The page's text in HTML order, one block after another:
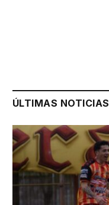
ÚLTIMAS NOTICIAS